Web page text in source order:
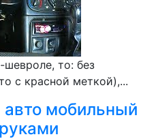
шевроле, то: без
с красной меткой),...
авто мобильный